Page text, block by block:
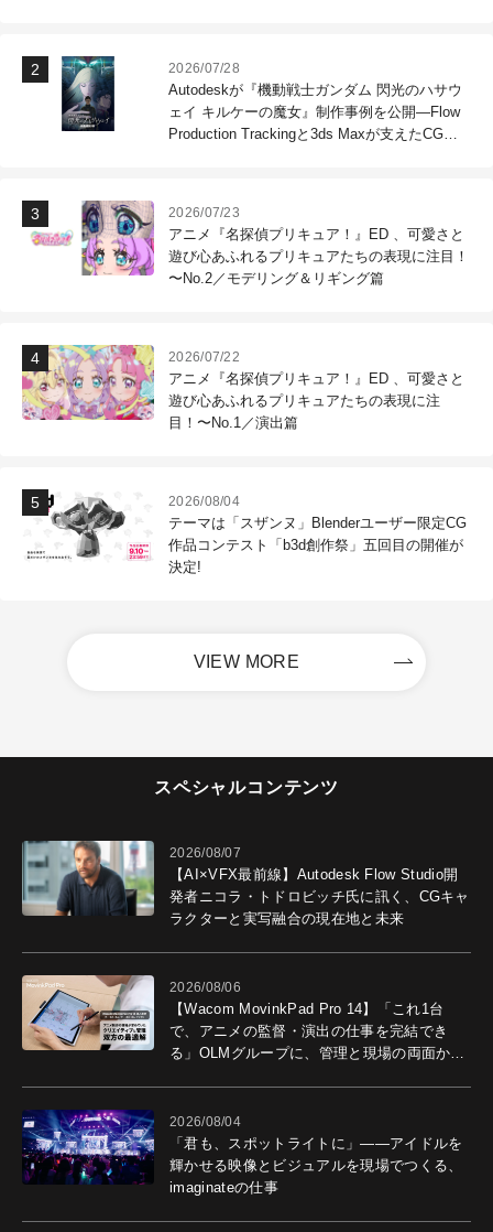
2026/07/28
Autodeskが『機動戦士ガンダム 閃光のハサウ
ェイ キルケーの魔女』制作事例を公開―Flow
Production Trackingと3ds Maxが支えたCG制
2026/07/23
アニメ『名探偵プリキュア！』ED 、可愛さと
遊び心あふれるプリキュアたちの表現に注目！
〜No.2／モデリング＆リギング篇
2026/07/22
アニメ『名探偵プリキュア！』ED 、可愛さと
遊び心あふれるプリキュアたちの表現に注
目！〜No.1／演出篇
2026/08/04
テーマは「スザンヌ」Blenderユーザー限定CG
作品コンテスト「b3d創作祭」五回目の開催が
決定!
VIEW MORE
スペシャルコンテンツ
2026/08/07
【AI×VFX最前線】Autodesk Flow Studio開
発者ニコラ・トドロビッチ氏に訊く、CGキャ
ラクターと実写融合の現在地と未来
2026/08/06
【Wacom MovinkPad Pro 14】「これ1台
で、アニメの監督・演出の仕事を完結でき
る」OLMグループに、管理と現場の両面から
2026/08/04
「君も、スポットライトに」――アイドルを
輝かせる映像とビジュアルを現場でつくる、
imaginateの仕事